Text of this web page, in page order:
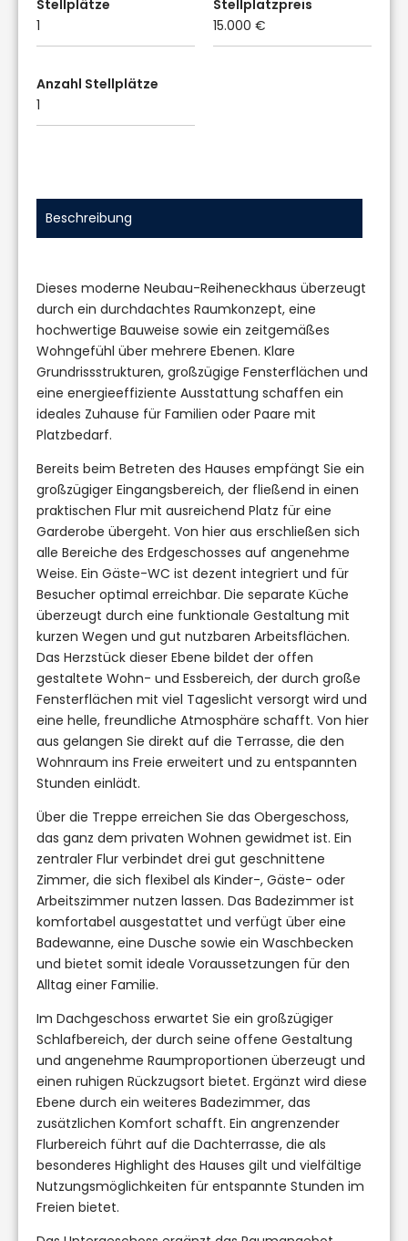
Stellplätze
1
Stellplatzpreis
15.000 €
Anzahl Stellplätze
1
Beschreibung
Dieses moderne Neubau-Reiheneckhaus überzeugt
durch ein durchdachtes Raumkonzept, eine
hochwertige Bauweise sowie ein zeitgemäßes
Wohngefühl über mehrere Ebenen. Klare
Grundrissstrukturen, großzügige Fensterflächen und
eine energieeffiziente Ausstattung schaffen ein
ideales Zuhause für Familien oder Paare mit
Platzbedarf.
Bereits beim Betreten des Hauses empfängt Sie ein
großzügiger Eingangsbereich, der fließend in einen
praktischen Flur mit ausreichend Platz für eine
Garderobe übergeht. Von hier aus erschließen sich
alle Bereiche des Erdgeschosses auf angenehme
Weise. Ein Gäste-WC ist dezent integriert und für
Besucher optimal erreichbar. Die separate Küche
überzeugt durch eine funktionale Gestaltung mit
kurzen Wegen und gut nutzbaren Arbeitsflächen.
Das Herzstück dieser Ebene bildet der offen
gestaltete Wohn- und Essbereich, der durch große
Fensterflächen mit viel Tageslicht versorgt wird und
eine helle, freundliche Atmosphäre schafft. Von hier
aus gelangen Sie direkt auf die Terrasse, die den
Wohnraum ins Freie erweitert und zu entspannten
Stunden einlädt.
Über die Treppe erreichen Sie das Obergeschoss,
das ganz dem privaten Wohnen gewidmet ist. Ein
zentraler Flur verbindet drei gut geschnittene
Zimmer, die sich flexibel als Kinder-, Gäste- oder
Arbeitszimmer nutzen lassen. Das Badezimmer ist
komfortabel ausgestattet und verfügt über eine
Badewanne, eine Dusche sowie ein Waschbecken
und bietet somit ideale Voraussetzungen für den
Alltag einer Familie.
Im Dachgeschoss erwartet Sie ein großzügiger
Schlafbereich, der durch seine offene Gestaltung
und angenehme Raumproportionen überzeugt und
einen ruhigen Rückzugsort bietet. Ergänzt wird diese
Ebene durch ein weiteres Badezimmer, das
zusätzlichen Komfort schafft. Ein angrenzender
Flurbereich führt auf die Dachterrasse, die als
besonderes Highlight des Hauses gilt und vielfältige
Nutzungsmöglichkeiten für entspannte Stunden im
Freien bietet.